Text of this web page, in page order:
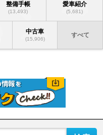
整備手帳
(13,493)
愛車紹介
(5,681)
中古車
(15,906)
すべて